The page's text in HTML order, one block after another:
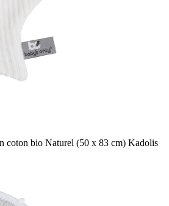
coton bio Naturel (50 x 83 cm) Kadolis